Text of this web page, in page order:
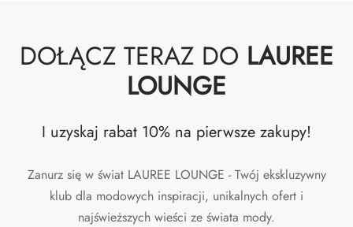
DOŁĄCZ TERAZ DO LAUREE
LOUNGE
I uzyskaj rabat 10% na pierwsze zakupy!
Zanurz się w świat LAUREE LOUNGE - Twój ekskluzywny
klub dla modowych inspiracji, unikalnych ofert i
najświeższych wieści ze świata mody.